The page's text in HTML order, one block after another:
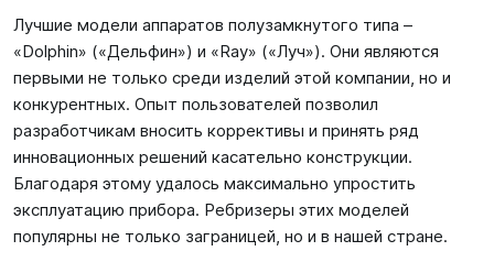
Лучшие модели аппаратов полузамкнутого типа –
«Dolphin» («Дельфин») и «Ray» («Луч»). Они являются
первыми не только среди изделий этой компании, но и
конкурентных. Опыт пользователей позволил
разработчикам вносить коррективы и принять ряд
инновационных решений касательно конструкции.
Благодаря этому удалось максимально упростить
эксплуатацию прибора. Ребризеры этих моделей
популярны не только заграницей, но и в нашей стране.